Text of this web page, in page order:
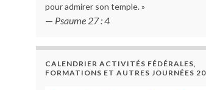
pour admirer son temple. »
— Psaume 27 : 4
CALENDRIER ACTIVITÉS FÉDÉRALES,
FORMATIONS ET AUTRES JOURNÉES